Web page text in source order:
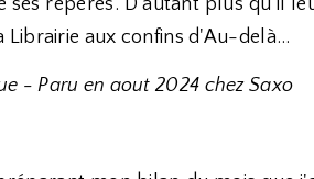
ses repères. D'autant plus qu'il
aux confins d'Au-delà...
- Paru en aout 2024 chez Saxo